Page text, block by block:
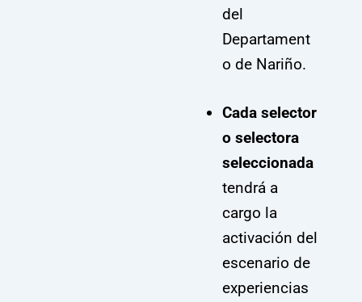
del
Departament
o de Nariño.
Cada selector
o selectora
seleccionada
tendrá a
cargo la
activación del
escenario de
experiencias